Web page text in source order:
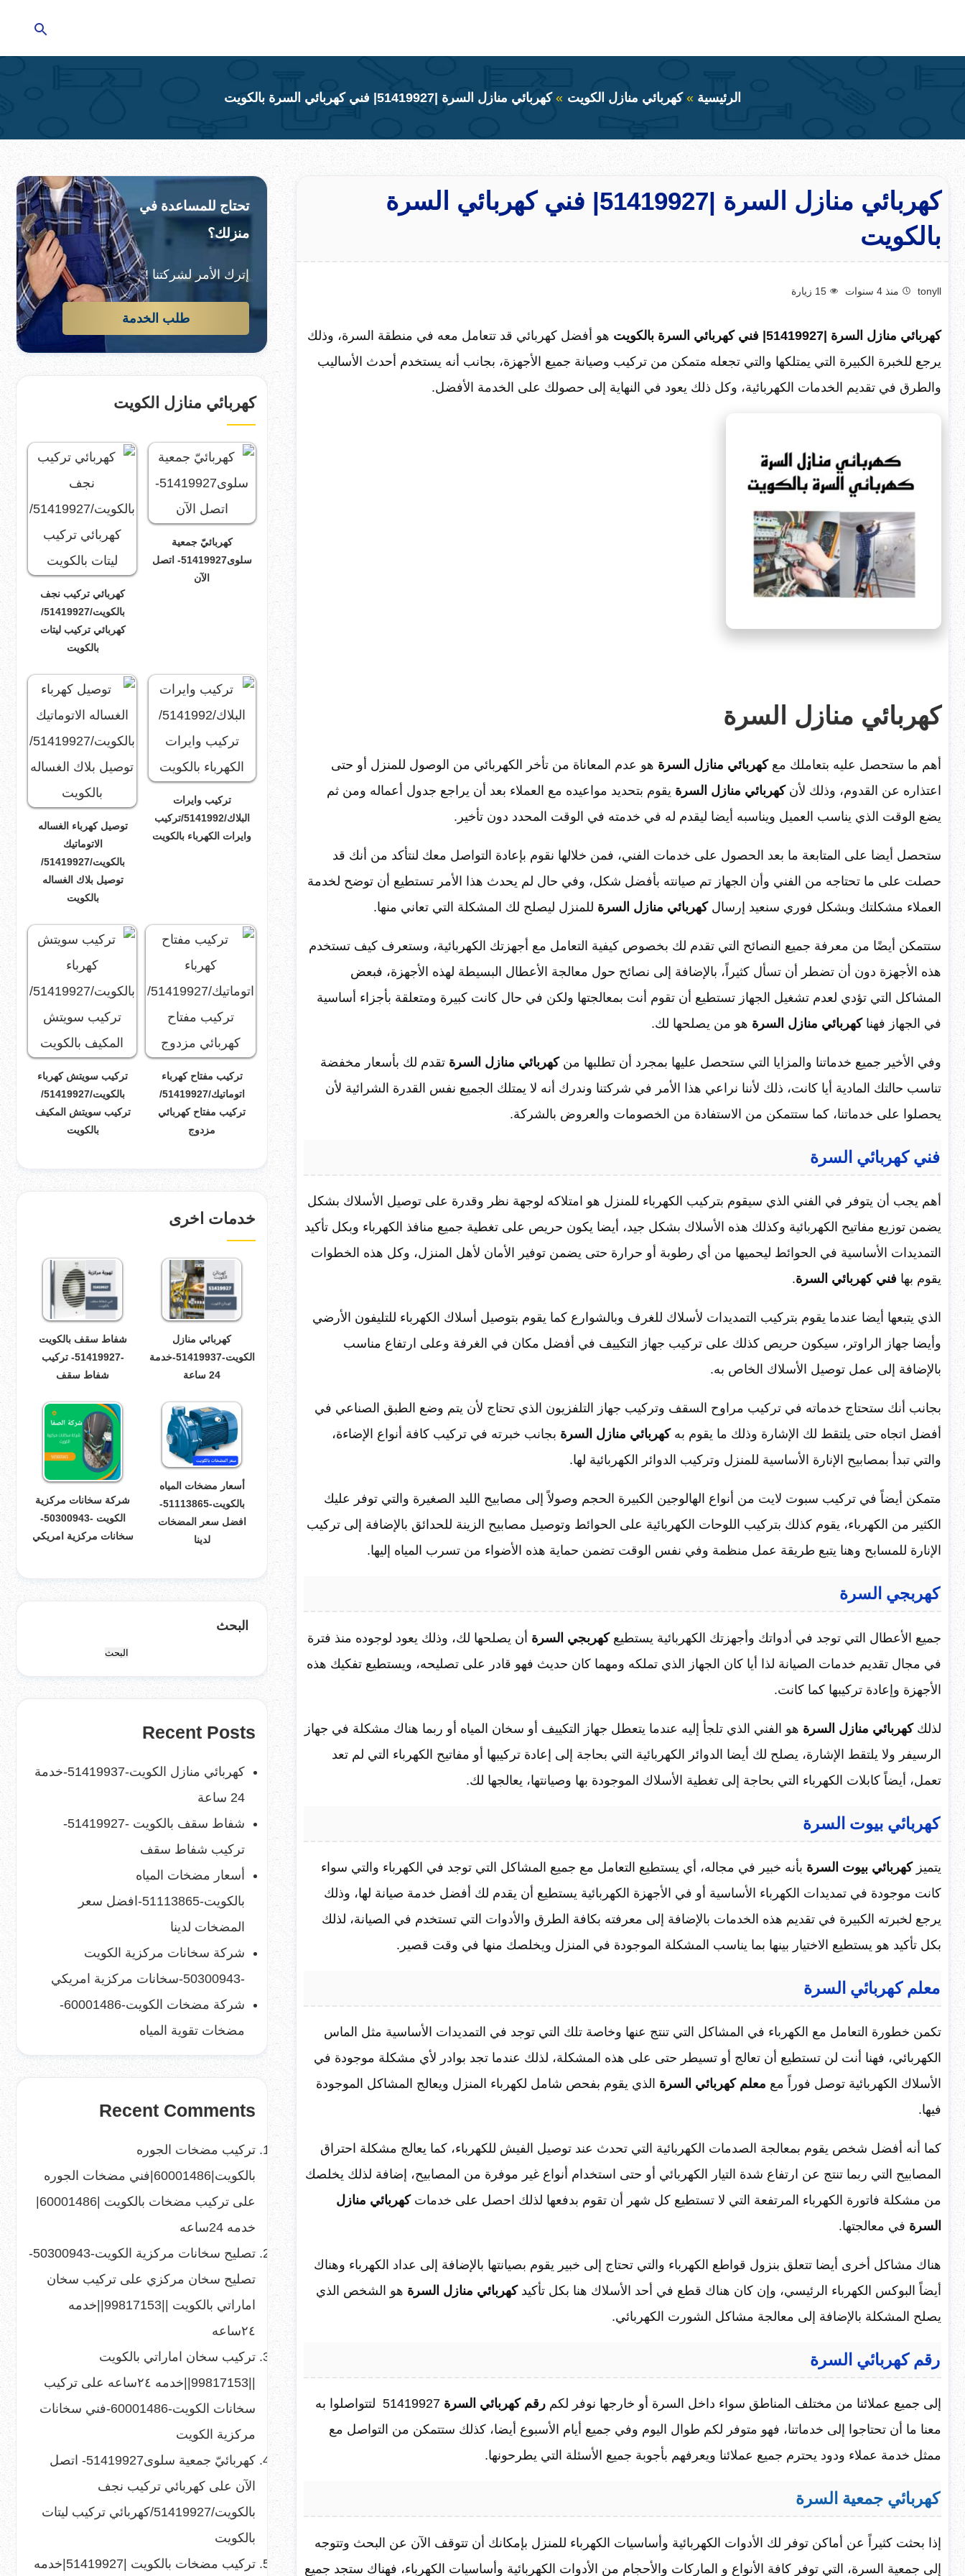
عن
الرئيسية كهربائي منازل الكويت كهربائي منازل السرة |51419927| فني كهربائي السرة بالكويت
كهربائي منازل السرة |51419927| فني كهربائي السرة
بالكويت
tonyll منذ 4 سنوات 15 زيارة
كهربائي منازل السرة |51419927| فني كهربائي السرة بالكويت
هو أفضل كهربائي قد تتعامل معه في منطقة السرة، وذلك
يرجع للخبرة الكبيرة التي يمتلكها والتي تجعله متمكن من تركيب وصيانة جميع الأجهزة، بجانب أنه يستخدم أحدث الأساليب
والطرق في تقديم الخدمات الكهربائية، وكل ذلك يعود في النهاية إلى حصولك على الخدمة الأفضل.
كهربائي منازل السرة
أهم ما ستحصل عليه بتعاملك معكهربائي منازل السرة هو عدم المعاناة من تأخر الكهربائي من الوصول للمنزل أو حتى
اعتذاره عن القدوم، وذلك لأنكهربائي منازل السرة يقوم بتحديد مواعيده مع العملاء بعد أن يراجع جدول أعماله ومن ثم
يضع الوقت الذي يناسب العميل ويناسبه أيضا ليقدم له في خدمته في الوقت المحدد دون تأخير.
ستحصل أيضا على المتابعة ما بعد الحصول على خدمات الفني، فمن خلالها نقوم بإعادة التواصل معك لنتأكد من أنك قد
حصلت على ما تحتاجه من الفني وأن الجهاز تم صيانته بأفضل شكل، وفي حال لم يحدث هذا الأمر تستطيع أن توضح لخدمة
العملاء مشكلتك وبشكل فوري سنعيد إرسالكهربائي منازل السرة للمنزل ليصلح لك المشكلة التي تعاني منها.
ستتمكن أيضًا من معرفة جميع النصائح التي تقدم لك بخصوص كيفية التعامل مع أجهزتك الكهربائية، وستعرف كيف تستخدم
هذه الأجهزة دون أن تضطر أن تسأل كثيراً، بالإضافة إلى نصائح حول معالجة الأعطال البسيطة لهذه الأجهزة، فبعض
المشاكل التي تؤدي لعدم تشغيل الجهاز تستطيع أن تقوم أنت بمعالجتها ولكن في حال كانت كبيرة ومتعلقة بأجزاء أساسية
في الجهاز فهناكهربائي منازل السرة هو من يصلحها لك.
وفي الأخير جميع خدماتنا والمزايا التي ستحصل عليها بمجرد أن تطلبها منكهربائي منازل السرة تقدم لك بأسعار مخفضة
تناسب حالتك المادية أيا كانت، ذلك لأننا نراعي هذا الأمر في شركتنا وندرك أنه لا يمتلك الجميع نفس القدرة الشرائية لأن
يحصلوا على خدماتنا، كما ستتمكن من الاستفادة من الخصومات والعروض بالشركة.
فني كهربائي السرة
أهم يجب أن يتوفر في الفني الذي سيقوم بتركيب الكهرباء للمنزل هو امتلاكه لوجهة نظر وقدرة على توصيل الأسلاك بشكل
يضمن توزيع مفاتيح الكهربائية وكذلك هذه الأسلاك بشكل جيد، أيضا يكون حريص على تغطية جميع منافذ الكهرباء وبكل تأكيد
التمديدات الأساسية في الحوائط ليحميها من أي رطوبة أو حرارة حتى يضمن توفير الأمان لأهل المنزل، وكل هذه الخطوات
يقوم بها فني كهربائي السرة.
الذي يتبعها أيضا عندما يقوم بتركيب التمديدات لأسلاك للغرف وبالشوارع كما يقوم بتوصيل أسلاك الكهرباء للتليفون الأرضي
وأيضا جهاز الراوتر، سيكون حريص كذلك على تركيب جهاز التكييف في أفضل مكان في الغرفة وعلى ارتفاع مناسب
بالإضافة إلى عمل توصيل الأسلاك الخاص به.
بجانب أنك ستحتاج خدماته في تركيب مراوح السقف وتركيب جهاز التلفزيون الذي تحتاج لأن يتم وضع الطبق الصناعي في
أفضل اتجاه حتى يلتقط لك الإشارة وذلك ما يقوم بهكهربائي منازل السرة بجانب خبرته في تركيب كافة أنواع الإضاءة،
والتي تبدأ بمصابيح الإنارة الأساسية للمنزل وتركيب الدوائر الكهربائية لها.
متمكن أيضاً في تركيب سبوت لايت من أنواع الهالوجين الكبيرة الحجم وصولاً إلى مصابيح الليد الصغيرة والتي توفر عليك
الكثير من الكهرباء، يقوم كذلك بتركيب اللوحات الكهربائية على الحوائط وتوصيل مصابيح الزينة للحدائق بالإضافة إلى تركيب
الإنارة للمسابح وهنا يتبع طريقة عمل منظمة وفي نفس الوقت تضمن حماية هذه الأضواء من تسرب المياه إليها.
كهربجي السرة
جميع الأعطال التي توجد في أدواتك وأجهزتك الكهربائية يستطيعكهربجي السرة أن يصلحها لك، وذلك يعود لوجوده منذ فترة
في مجال تقديم خدمات الصيانة لذا أيا كان الجهاز الذي تملكه ومهما كان حديث فهو قادر على تصليحه، ويستطيع تفكيك هذه
الأجهزة وإعادة تركيبها كما كانت.
لذلك كهربائي منازل السرة هو الفني الذي تلجأ إليه عندما يتعطل جهاز التكييف أو سخان المياه أو ربما هناك مشكلة في جهاز
الرسيفر ولا يلتقط الإشارة، يصلح لك أيضا الدوائر الكهربائية التي بحاجة إلى إعادة تركيبها أو مفاتيح الكهرباء التي لم تعد
تعمل، أيضاً كابلات الكهرباء التي بحاجة إلى تغطية الأسلاك الموجودة بها وصيانتها، يعالجها لك.
كهربائي بيوت السرة
يتميزكهربائي بيوت السرة بأنه خبير في مجاله، أي يستطيع التعامل مع جميع المشاكل التي توجد في الكهرباء والتي سواء
كانت موجودة في تمديدات الكهرباء الأساسية أو في الأجهزة الكهربائية يستطيع أن يقدم لك أفضل خدمة صيانة لها، وذلك
يرجع لخبرته الكبيرة في تقديم هذه الخدمات بالإضافة إلى معرفته بكافة الطرق والأدوات التي تستخدم في الصيانة، لذلك
بكل تأكيد هو يستطيع الاختيار بينها بما يناسب المشكلة الموجودة في المنزل ويخلصك منها في وقت قصير.
معلم كهربائي السرة
تكمن خطورة التعامل مع الكهرباء في المشاكل التي تنتج عنها وخاصة تلك التي توجد في التمديدات الأساسية مثل الماس
الكهربائي، فهنا أنت لن تستطيع أن تعالج أو تسيطر حتى على هذه المشكلة، لذلك عندما تجد بوادر لأي مشكلة موجودة في
الأسلاك الكهربائية توصل فوراً مع معلم كهربائي السرة الذي يقوم بفحص شامل لكهرباء المنزل ويعالج المشاكل الموجودة
فيها.
كما أنه أفضل شخص يقوم بمعالجة الصدمات الكهربائية التي تحدث عند توصيل الفيش للكهرباء، كما يعالج مشكلة احتراق
المصابيح التي ربما تنتج عن ارتفاع شدة التيار الكهربائي أو حتى استخدام أنواع غير موفرة من المصابيح، إضافة لذلك يخلصك
من مشكلة فاتورة الكهرباء المرتفعة التي لا تستطيع كل شهر أن تقوم بدفعها لذلك احصل على خدماتكهربائي منازل
السرة في معالجتها.
هناك مشاكل أخرى أيضا تتعلق بنزول قواطع الكهرباء والتي تحتاج إلى خبير يقوم بصيانتها بالإضافة إلى عداد الكهرباء وهناك
أيضاً البوكس الكهرباء الرئيسي، وإن كان هناك قطع في أحد الأسلاك هنا بكل تأكيدكهربائي منازل السرة هو الشخص الذي
يصلح المشكلة بالإضافة إلى معالجة مشاكل الشورت الكهربائي.
رقم كهربائي السرة
إلى جميع عملائنا من مختلف المناطق سواء داخل السرة أو خارجها نوفر لكم رقم كهربائي السرة 51419927 لتتواصلوا به
معنا ما أن تحتاجوا إلى خدماتنا، فهو متوفر لكم طوال اليوم وفي جميع أيام الأسبوع أيضا، كذلك ستتمكن من التواصل مع
ممثل خدمة عملاء ودود يحترم جميع عملائنا ويعرفهم بأجوبة جميع الأسئلة التي يطرحونها.
كهربائي جمعية السرة
إذا بحثت كثيراً عن أماكن توفر لك الأدوات الكهربائية وأساسيات الكهرباء للمنزل بإمكانك أن تتوقف الآن عن البحث وتتوجه
إلى جمعية السرة، التي توفر كافة الأنواع و الماركات والأحجام من الأدوات الكهربائية وأساسيات الكهرباء، فهناك ستجد جميع
تحتاج للمساعدة في
منزلك؟
إترك الأمر لشركتنا !
طلب الخدمة
كهربائي منازل الكويت
كهربائيّ جمعية
سلوى51419927- اتصل
الآن
كهربائي تركيب نجف
بالكويت/51419927/
كهربائي تركيب ليتات
بالكويت
تركيب وايرات
البلاك/5141992/تركيب
وايرات الكهرباء بالكويت
توصيل كهرباء الغساله
الاتوماتيك
بالكويت/51419927/
توصيل بلاك الغساله
بالكويت
تركيب مفتاح كهرباء
اتوماتيك/51419927/
تركيب مفتاح كهربائي
مزدوج
تركيب سويتش كهرباء
بالكويت/51419927/
تركيب سويتش المكيف
بالكويت
خدمات اخرى
كهربائي منازل
الكويت-51419937-خدمة
24 ساعة
شفاط سقف بالكويت
-51419927- تركيب
شفاط سقف
أسعار مضخات المياه
بالكويت-51113865-
افضل سعر المضخات
لدينا
شركة سخانات مركزية
الكويت -50300943-
سخانات مركزية امريكي
البحث
البحث
Recent Posts
كهربائي منازل الكويت-51419937-خدمة
24 ساعة
شفاط سقف بالكويت -51419927-
تركيب شفاط سقف
أسعار مضخات المياه
بالكويت-51113865-افضل سعر
المضخات لدينا
شركة سخانات مركزية الكويت
-50300943-سخانات مركزية امريكي
شركة مضخات الكويت-60001486-
مضخات تقوية المياه
Recent Comments
تركيب مضخات الجوره
بالكويت|60001486|فني مضخات الجوره
على
تركيب مضخات بالكويت |60001486|
خدمه 24ساعه
تصليح سخانات مركزية الكويت-50300943-
تصليح سخان مركزي على تركيب سخان
اماراتي بالكويت ||99817153||خدمه
٢٤ساعه
تركيب سخان اماراتي بالكويت
||99817153||خدمه ٢٤ساعه
على تركيب
سخانات الكويت-60001486-فني سخانات
مركزية الكويت
كهربائيّ جمعية سلوى51419927- اتصل
الآن على كهربائي تركيب نجف
بالكويت/51419927/كهربائي تركيب ليتات
بالكويت
تركيب مضخات بالكويت |51419927|خدمه